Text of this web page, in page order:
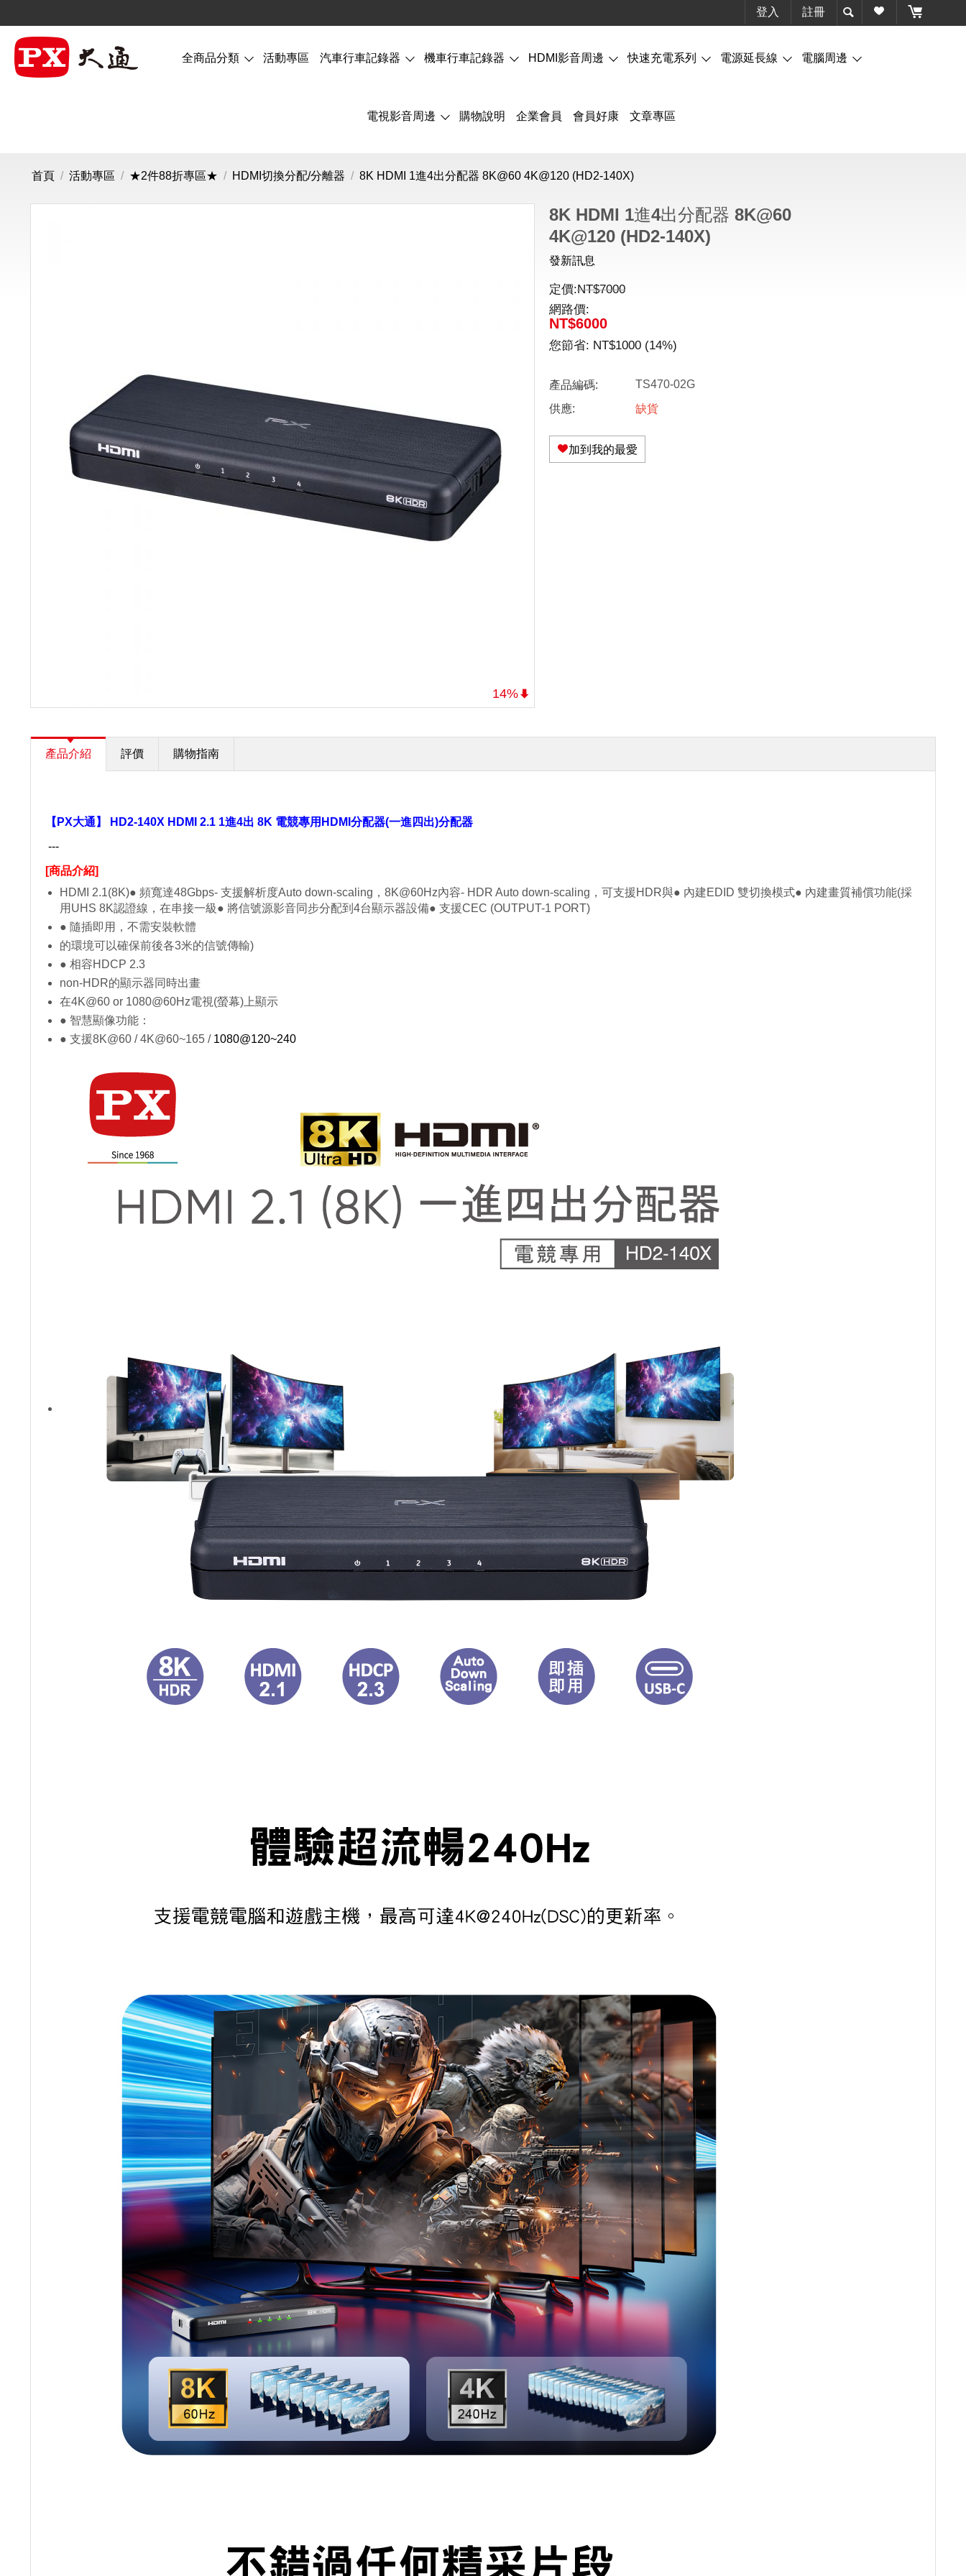
登入 註冊
全商品分類 活動專區 汽車行車記錄器 機車行車記錄器 HDMI影音周邊 快速充電系列 電源延長線 電腦周邊
電視影音周邊 購物說明 企業會員 會員好康 文章專區
首頁 / 活動專區 / ★2件88折專區★ / HDMI切換分配/分離器 / 8K HDMI 1進4出分配器 8K@60 4K@120 (HD2-140X)
14%
8K HDMI 1進4出分配器 8K@60
4K@120 (HD2-140X)
發新訊息
定價:NT$7000
網路價:
NT$6000
您節省: NT$1000 (14%)
產品編碼:
TS470-02G
供應:
缺貨
加到我的最愛
產品介紹 評價 購物指南
【PX大通】 HD2-140X HDMI 2.1 1進4出 8K 電競專用HDMI分配器(一進四出)分配器
---
[商品介紹]
HDMI 2.1(8K)● 頻寬達48Gbps- 支援解析度Auto down-scaling，8K@60Hz內容- HDR Auto down-scaling ，可支援HDR與● 內建EDID 雙切換模式● 內建畫質補償功能(採
用UHS 8K認證線，在串接一級● 將信號源影音同步分配到4台顯示器設備● 支援CEC (OUTPUT-1 PORT)
● 隨插即用，不需安裝軟體
的環境可以確保前後各3米的信號傳輸)
● 相容HDCP 2.3
non-HDR的顯示器同時出畫
在4K@60 or 1080@60Hz電視(螢幕)上顯示
● 智慧顯像功能：
● 支援8K@60 / 4K@60~165 / 1080@120~240